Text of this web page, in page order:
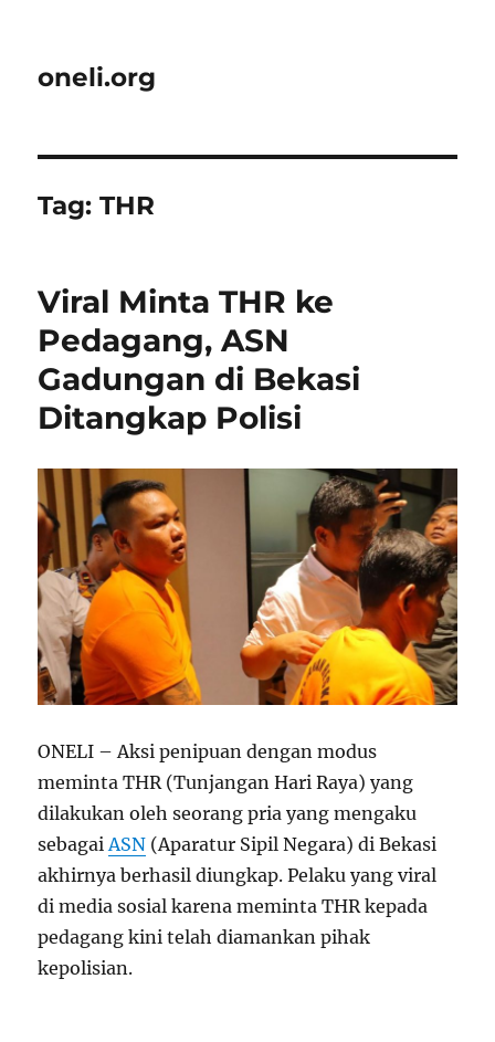
oneli.org
Tag:THR
Viral Minta THR ke
Pedagang, ASN
Gadungan di Bekasi
Ditangkap Polisi
ONELI – Aksi penipuan dengan modus
meminta THR (Tunjangan Hari Raya) yang
dilakukan oleh seorang pria yang mengaku
sebagai ASN (Aparatur Sipil Negara) di Bekasi
akhirnya berhasil diungkap. Pelaku yang viral
di media sosial karena meminta THR kepada
pedagang kini telah diamankan pihak
kepolisian.